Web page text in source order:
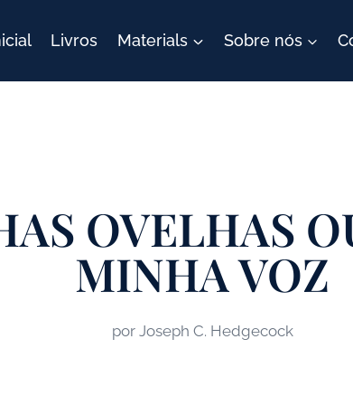
Livros Materials Sobre nós
OVELHAS
MINHA VOZ
por Joseph C. Hedgecock